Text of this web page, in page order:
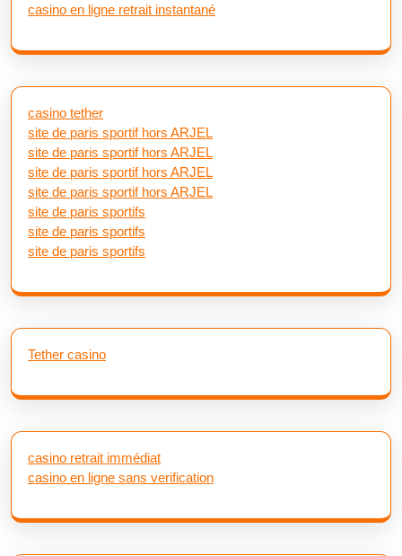
casino en ligne retrait instantané
casino tether
site de paris sportif hors ARJEL
site de paris sportif hors ARJEL
site de paris sportif hors ARJEL
site de paris sportif hors ARJEL
site de paris sportifs
site de paris sportifs
site de paris sportifs
Tether casino
casino retrait immédiat
casino en ligne sans verification